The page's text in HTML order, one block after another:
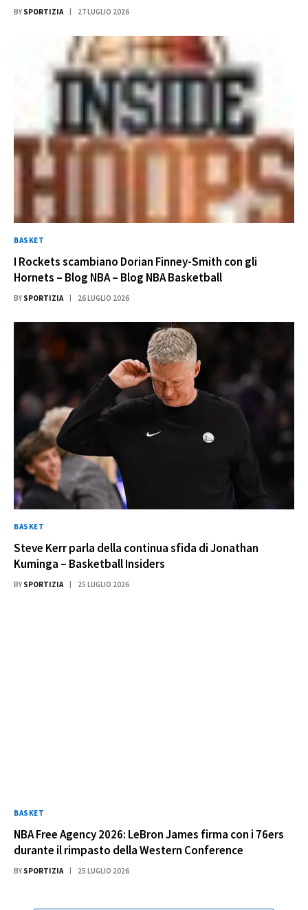
BY SPORTIZIA 27 LUGLIO 2026
BASKET
I Rockets scambiano Dorian Finney-Smith con gli
Hornets – Blog NBA – Blog NBA Basketball
BY SPORTIZIA 26 LUGLIO 2026
BASKET
Steve Kerr parla della continua sfida di Jonathan
Kuminga – Basketball Insiders
BY SPORTIZIA 25 LUGLIO 2026
BASKET
NBA Free Agency 2026: LeBron James firma con i 76ers
durante il rimpasto della Western Conference
BY SPORTIZIA 25 LUGLIO 2026